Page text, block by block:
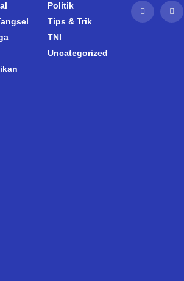
Politik
Tips & Trik
TNI
Uncategorized